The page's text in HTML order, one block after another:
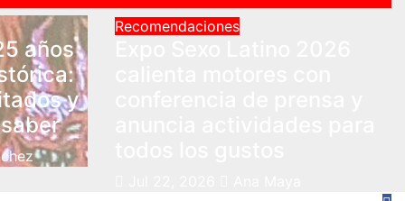
años
y
Recomendaciones